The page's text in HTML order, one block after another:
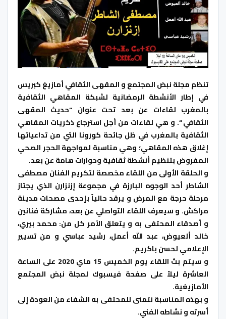
تنظم مجلة نبض المجتمع و المقهى الثقافي أمازيغ كبريس
في إطار الأنشطة الرمضانية لشبكة المقاهي الثقافية
بالمغرب لقاءات عن بعد تحت عنوان “حديث المقهى
الثقافي “. و هي لقاءات من أجل استرجاع ذكريات المقاهي
الثقافية بالمغرب في ظل جائحة كورونا التي من تداعياتها
إغلاق هذه المقاهي؛ وهي مناسبة لمواجهة الحجر الصحي
المفروض بتنظيم أنشطة ثقافية وحوارات هامة عن بعد.
و الحلقة الأولى من اللقاء مخصصة لتكريم الفنان مصطفى
الشاطر أحد الوجوه البارزة في مجموعة إزنزارن الذي يجتاز
مرحلة حرجة مع المرض و يرقد حالياً بإحدى مصحات مدينة
مراكش. و سيعرف اللقاء التواصلي عن بعد، مشاركة فنانين
و أصدقاء المحتفى به و يتعلق الأمر كل من: محمد بيري،
خالد ألعيوض، عبد الله أعمل، رشيد عباسي و من تسيير
الإعلامي لحسن باكريم.
و سيتم ب
ث اللقاء يوم الخميس 15 ماي 2020 على الساعة
العاشرة ليلاً على صفحة فيسبوك لمجلة نبض المجتمع
الأمازيغية.
و بهذه المناسبة نتمنى للمحتفى به الشفاء من العودة إلى
أسرته و نشاطه الفني.